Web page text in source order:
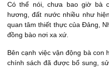
Có thể nói, chưa bao giờ bà
hương, đất nước nhiều như
quan tâm thiết thực của Đảng,
đồng bào nơi xa xứ.
Bên cạnh việc vận động bà con
chính sách đã được bổ sung,